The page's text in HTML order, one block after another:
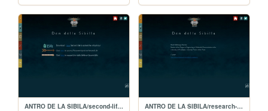
ANTRO DE LA SIBILA/second-life-(english) ANTRO DE LA SIBILA/research-author-(english)